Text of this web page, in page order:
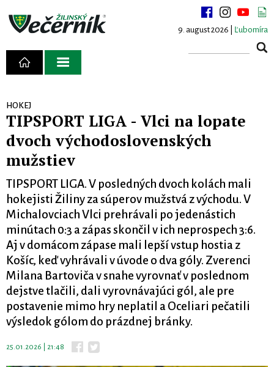
9. august 2026 | Ľubomíra
HOKEJ
TIPSPORT LIGA - Vlci na lopate
dvoch východoslovenských
mužstiev
TIPSPORT LIGA. V posledných dvoch kolách mali
hokejisti Žiliny za súperov mužstvá z východu. V
Michalovciach Vlci prehrávali po jedenástich
minútach 0:3 a zápas skončil v ich neprospech 3:6.
Aj v domácom zápase mali lepší vstup hostia z
Košíc, keď vyhrávali v úvode o dva góly. Zverenci
Milana Bartoviča v snahe vyrovnať v poslednom
dejstve tlačili, dali vyrovnávajúci gól, ale pre
postavenie mimo hry neplatil a Oceliari pečatili
výsledok gólom do prázdnej bránky.
25.01.2026 | 21:48